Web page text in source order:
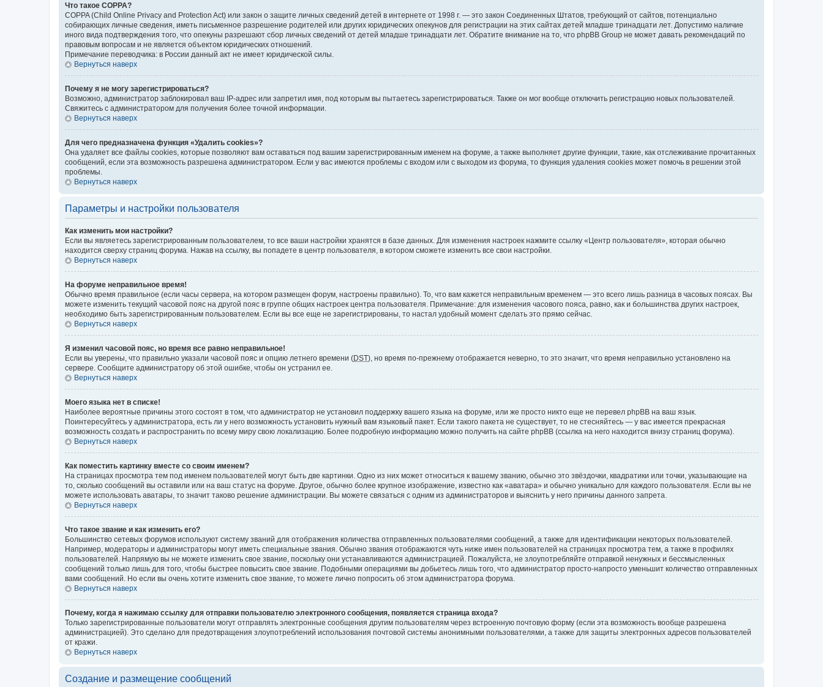
Что такое COPPA?
COPPA (Child Online Privacy and Protection Act) или закон о защите личных сведений детей в интернете от 1998 г. — это закон Соединенных Штатов, требующий от сайтов, потенциально
собирающих личные сведения, иметь письменное разрешение родителей или других юридических опекунов для регистрации на этих сайтах детей младше тринадцати лет. Допустимо наличие
иного вида подтверждения того, что опекуны разрешают сбор личных сведений от детей младше тринадцати лет. Обратите внимание на то, что phpBB Group не может давать рекомендаций по
правовым вопросам и не является объектом юридических отношений.
Примечание переводчика: в России данный акт не имеет юридической силы.
Вернуться наверх
Почему я не могу зарегистрироваться?
Возможно, администратор заблокировал ваш IP-адрес или запретил имя, под которым вы пытаетесь зарегистрироваться. Также он мог вообще отключить регистрацию новых пользователей.
Свяжитесь с администратором для получения более точной информации.
Вернуться наверх
Для чего предназначена функция «Удалить cookies»?
Она удаляет все файлы cookies, которые позволяют вам оставаться под вашим зарегистрированным именем на форуме, а также выполняет другие функции, такие, как отслеживание прочитанных
сообщений, если эта возможность разрешена администратором. Если у вас имеются проблемы с входом или с выходом из форума, то функция удаления cookies может помочь в решении этой
проблемы.
Вернуться наверх
Параметры и настройки пользователя
Как изменить мои настройки?
Если вы являетесь зарегистрированным пользователем, то все ваши настройки хранятся в базе данных. Для изменения настроек нажмите ссылку «Центр пользователя», которая обычно
находится сверху страниц форума. Нажав на ссылку, вы попадете в центр пользователя, в котором сможете изменить все свои настройки.
Вернуться наверх
На форуме неправильное время!
Обычно время правильное (если часы сервера, на котором размещен форум, настроены правильно). То, что вам кажется неправильным временем — это всего лишь разница в часовых поясах. Вы
можете изменить текущий часовой пояс на другой пояс в группе общих настроек центра пользователя. Примечание: для изменения часового пояса, равно, как и большинства других настроек,
необходимо быть зарегистрированным пользователем. Если вы все еще не зарегистрированы, то настал удобный момент сделать это прямо сейчас.
Вернуться наверх
Я изменил часовой пояс, но время все равно неправильное!
Если вы уверены, что правильно указали часовой пояс и опцию летнего времени (DST), но время по-прежнему отображается неверно, то это значит, что время неправильно установлено на
сервере. Сообщите администратору об этой ошибке, чтобы он устранил ее.
Вернуться наверх
Моего языка нет в списке!
Наиболее вероятные причины этого состоят в том, что администратор не установил поддержку вашего языка на форуме, или же просто никто еще не перевел phpBB на ваш язык.
Поинтересуйтесь у администратора, есть ли у него возможность установить нужный вам языковый пакет. Если такого пакета не существует, то не стесняйтесь — у вас имеется прекрасная
возможность создать и распространить по всему миру свою локализацию. Более подробную информацию можно получить на сайте phpBB (ссылка на него находится внизу страниц форума).
Вернуться наверх
Как поместить картинку вместе со своим именем?
На страницах просмотра тем под именем пользователей могут быть две картинки. Одно из них может относиться к вашему званию, обычно это звёздочки, квадратики или точки, указывающие на
то, сколько сообщений вы оставили или на ваш статус на форуме. Другое, обычно более крупное изображение, известно как «аватара» и обычно уникально для каждого пользователя. Если вы не
можете использовать аватары, то значит таково решение администрации. Вы можете связаться с одним из администраторов и выяснить у него причины данного запрета.
Вернуться наверх
Что такое звание и как изменить его?
Большинство сетевых форумов используют систему званий для отображения количества отправленных пользователями сообщений, а также для идентификации некоторых пользователей.
Например, модераторы и администраторы могут иметь специальные звания. Обычно звания отображаются чуть ниже имен пользователей на страницах просмотра тем, а также в профилях
пользователей. Напрямую вы не можете изменить свое звание, поскольку они устанавливаются администрацией. Пожалуйста, не злоупотребляйте отправкой ненужных и бессмысленных
сообщений только лишь для того, чтобы быстрее повысить свое звание. Подобными операциями вы добьетесь лишь того, что администратор просто-напросто уменьшит количество отправленных
вами сообщений. Но если вы очень хотите изменить свое звание, то можете лично попросить об этом администратора форума.
Вернуться наверх
Почему, когда я нажимаю ссылку для отправки пользователю электронного сообщения, появляется страница входа?
Только зарегистрированные пользователи могут отправлять электронные сообщения другим пользователям через встроенную почтовую форму (если эта возможность вообще разрешена
администрацией). Это сделано для предотвращения злоупотреблений использования почтовой системы анонимными пользователями, а также для защиты электронных адресов пользователей
от кражи.
Вернуться наверх
Создание и размещение сообщений